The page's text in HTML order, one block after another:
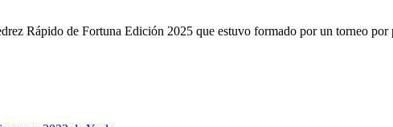
Rápido de Fortuna Edición 2025 que estuvo formado por un torneo